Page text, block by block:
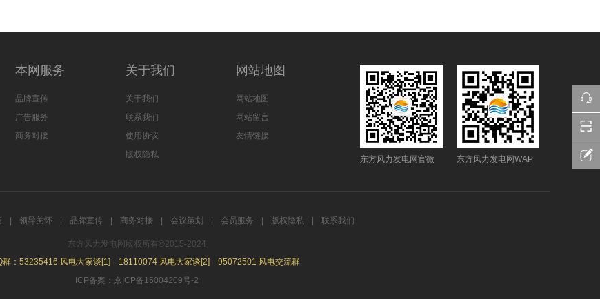
本网服务
品牌宣传
广告服务
商务对接
关于我们
关于我们
联系我们
使用协议
版权隐私
网站地图
网站地图
网站留言
友情链接
东方风力发电网官微 东方风力发电网WAP
领导关怀 品牌宣传 商务对接 会议策划 会员服务 版权隐私 联系我们
东方风力发电网版权所有©2015-2024
群：53235416 风电大家谈[1] 18110074 风电大家谈[2] 95072501 风电交流群
ICP备案：京ICP备15004209号-2